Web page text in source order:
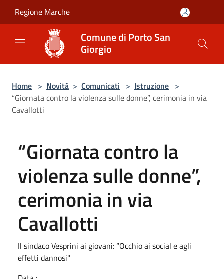
Regione Marche
Comune di Porto San
Giorgio
Home > Novità > Comunicati > Istruzione >
“Giornata contro la violenza sulle donne”, cerimonia in via
Cavallotti
“Giornata contro la
violenza sulle donne”,
cerimonia in via
Cavallotti
Il sindaco Vesprini ai giovani: “Occhio ai social e agli
effetti dannosi"